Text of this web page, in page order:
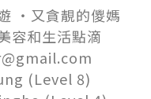
‧又貪靚的儍媽
容和生活點滴
(Level 8)